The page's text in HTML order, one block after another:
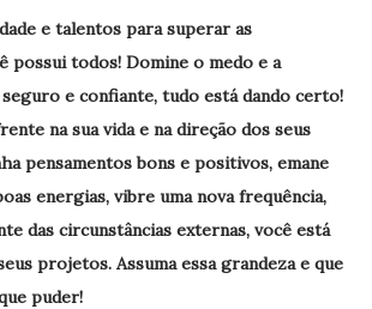
e talentos para superar as
possui todos! Domine o medo e a
seguro e confiante, tudo está dando certo!
na sua vida e na direção dos seus
pensamentos bons e positivos, emane
energias, vibre uma nova frequência,
das circunstâncias externas, você está
projetos. Assuma essa grandeza e que
puder!